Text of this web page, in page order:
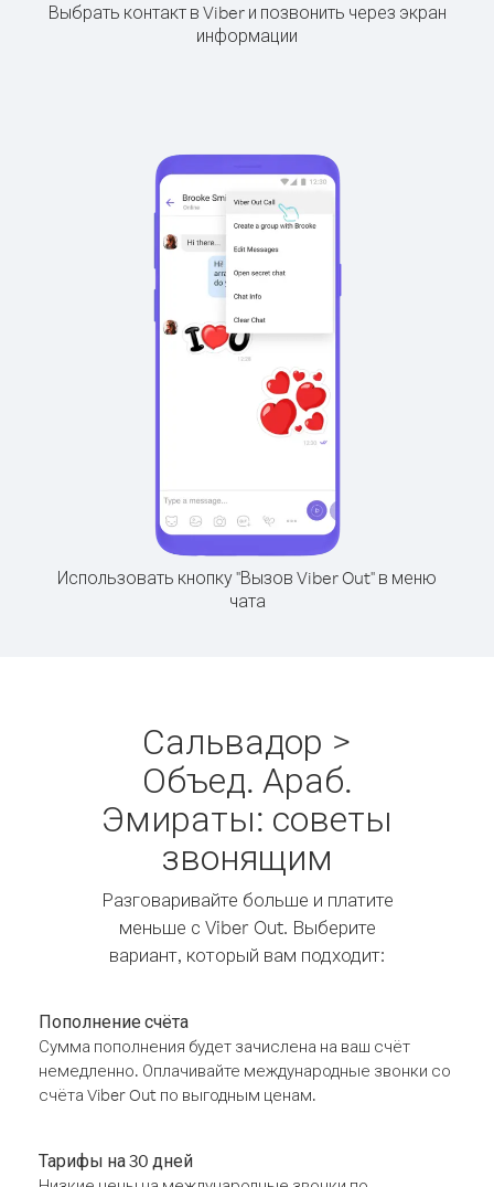
Выбрать контакт в Viber и позвонить через экран
информации
Использовать кнопку "Вызов Viber Out" в меню
чата
Сальвадор >
Объед. Араб.
Эмираты: советы
звонящим
Разговаривайте больше и платите
меньше с Viber Out. Выберите
вариант, который вам подходит:
Пополнение счёта
Сумма пополнения будет зачислена на ваш счёт
немедленно. Оплачивайте международные звонки со
счёта Viber Out по выгодным ценам.
Тарифы на 30 дней